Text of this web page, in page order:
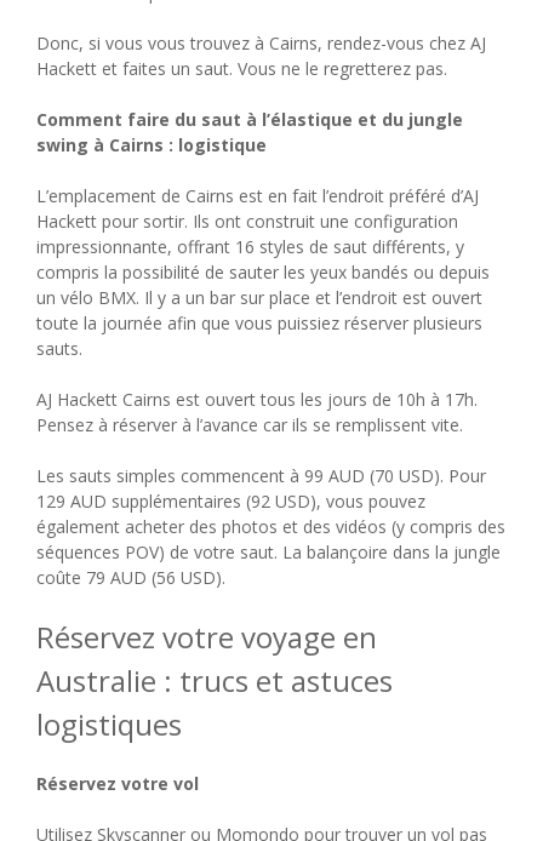
Donc, si vous vous trouvez à Cairns, rendez-vous chez AJ
Hackett et faites un saut. Vous ne le regretterez pas.
Comment faire du saut à l’élastique et du jungle
swing à Cairns : logistique
L’emplacement de Cairns est en fait l’endroit préféré d’AJ
Hackett pour sortir. Ils ont construit une configuration
impressionnante, offrant 16 styles de saut différents, y
compris la possibilité de sauter les yeux bandés ou depuis
un vélo BMX. Il y a un bar sur place et l’endroit est ouvert
toute la journée afin que vous puissiez réserver plusieurs
sauts.
AJ Hackett Cairns est ouvert tous les jours de 10h à 17h.
Pensez à réserver à l’avance car ils se remplissent vite.
Les sauts simples commencent à 99 AUD (70 USD). Pour
129 AUD supplémentaires (92 USD), vous pouvez
également acheter des photos et des vidéos (y compris des
séquences POV) de votre saut. La balançoire dans la jungle
coûte 79 AUD (56 USD).
Réservez votre voyage en
Australie : trucs et astuces
logistiques
Réservez votre vol
Utilisez Skyscanner ou Momondo pour trouver un vol pas